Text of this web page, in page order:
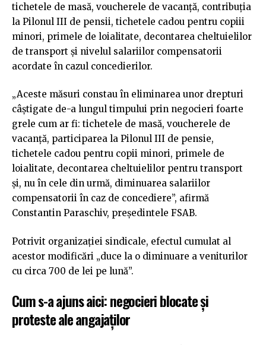
tichetele de masă, voucherele de vacanță, contribuția
la Pilonul III de pensii, tichetele cadou pentru copiii
minori, primele de loialitate, decontarea cheltuielilor
de transport și nivelul salariilor compensatorii
acordate în cazul concedierilor.
„Aceste măsuri constau în eliminarea unor drepturi
câștigate de-a lungul timpului prin negocieri foarte
grele cum ar fi: tichetele de masă, voucherele de
vacanță, participarea la Pilonul III de pensie,
tichetele cadou pentru copii minori, primele de
loialitate, decontarea cheltuielilor pentru transport
și, nu în cele din urmă, diminuarea salariilor
compensatorii în caz de concediere”, afirmă
Constantin Paraschiv, președintele FSAB.
Potrivit organizației sindicale, efectul cumulat al
acestor modificări „duce la o diminuare a veniturilor
cu circa 700 de lei pe lună”.
Cum s-a ajuns aici: negocieri blocate și
proteste ale angajaților